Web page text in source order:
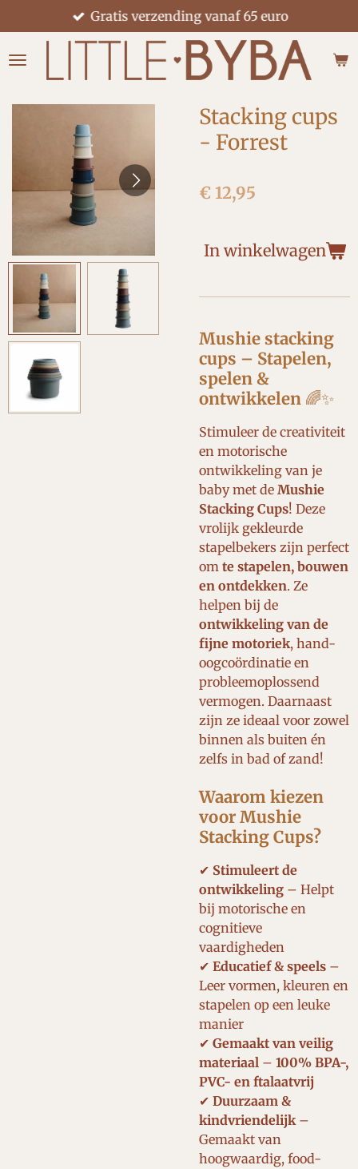
direct
naar
Gratis verzending vanaf 65 euro
Stacking cups
- Forrest
€ 12,95
In winkelwagen
Mushie stacking
cups – Stapelen,
spelen &
ontwikkelen 🌈✨
Stimuleer de creativiteit
en motorische
ontwikkeling van je
baby met de Mushie
Stacking Cups! Deze
vrolijk gekleurde
stapelbekers zijn perfect
om te stapelen, bouwen
en ontdekken. Ze
helpen bij de
ontwikkeling van de
fijne motoriek, hand-
oogcoördinatie en
probleemoplossend
vermogen. Daarnaast
zijn ze ideaal voor zowel
binnen als buiten én
zelfs in bad of zand!
Waarom kiezen
voor Mushie
Stacking Cups?
✔ Stimuleert de
ontwikkeling – Helpt
bij motorische en
cognitieve
vaardigheden
✔ Educatief & speels –
Leer vormen, kleuren en
stapelen op een leuke
manier
✔ Gemaakt van veilig
materiaal – 100% BPA-,
PVC- en ftalaatvrij
✔ Duurzaam &
kindvriendelijk–
Gemaakt van
hoogwaardig, food-